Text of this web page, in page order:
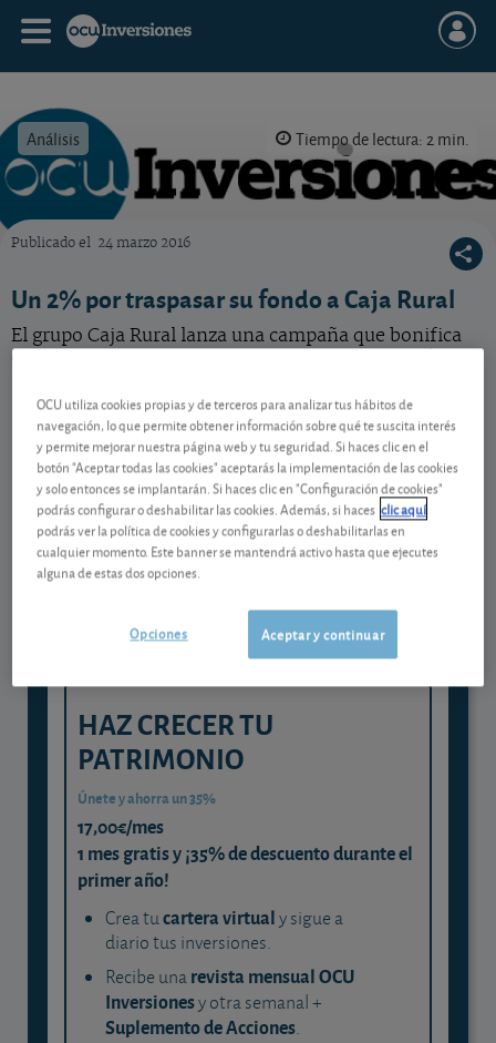
Análisis Tiempo de lectura: 2 min.
Publicado el 24 marzo 2016
Un 2% por traspasar su fondo a Caja Rural
El grupo Caja Rural lanza una campaña que bonifica
Contenido reservado a SOCIOS
Gestiona tu dinero con visión
experta
y consigue que cada euro trabaje
HAZ CRECER TU
PATRIMONIO
Únete y ahorra un 35%
17,00€/mes
1 mes gratis y ¡35% de descuento durante el
primer año!
Crea tucartera virtualy sigue a
diario tus inversiones.
Recibe unarevista mensual OCU
Inversionesy otra semanal +
Suplemento de Acciones.
OCU utiliza cookies propias y de terceros para analizar tus hábitos de
navegación, lo que permite obtener información sobre qué te suscita interés
y permite mejorar nuestra página web y tu seguridad. Si haces clic en el
botón "Aceptar todas las cookies" aceptarás la implementación de las cookies
y solo entonces se implantarán. Si haces clic en "Configuración de cookies"
podrás configurar o deshabilitar las cookies. Además, si haces clic aquí
podrás ver la política de cookies y configurarlas o deshabilitarlas en
cualquier momento. Este banner se mantendrá activo hasta que ejecutes
alguna de estas dos opciones.
Aceptar y continuar
Opciones